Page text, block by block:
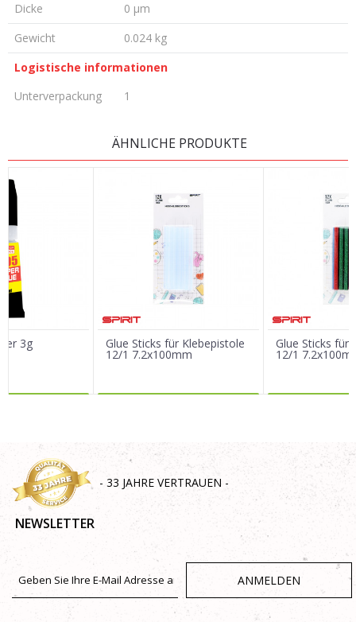
Dicke
0 µm
Gewicht
0.024 kg
Logistische informationen
Unterverpackung
1
ÄHNLICHE PRODUKTE
3g Glue Sticks für Klebepistole
12/1 7.2x100mm
Glue Sticks für
12/1
- 33 JAHRE VERTRAUEN -
NEWSLETTER
ANMELDEN